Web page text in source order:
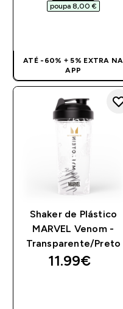
poupa 8,00 €‎
ATÉ -60% + 5% EXTRA NA
APP
Shaker de Plástico
MARVEL Venom -
Transparente/Preto
11.99€‎